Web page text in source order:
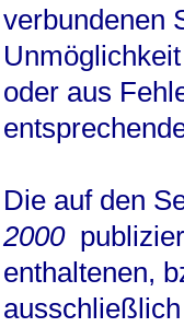
verbundenen
oder aus
Die auf den
2000
enthaltenen,